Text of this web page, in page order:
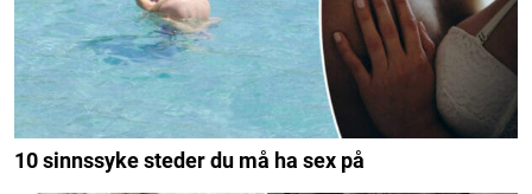
10 sinnssyke steder du må ha sex på